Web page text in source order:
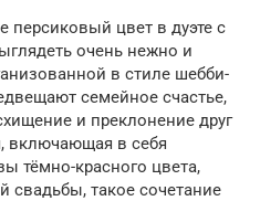
цвет в дуэте с
очень нежно и
в стиле шебби-
семейное счастье,
и преклонение друг
включающая в себя
тёмно-красного цвета,
свадьбы, такое сочетание